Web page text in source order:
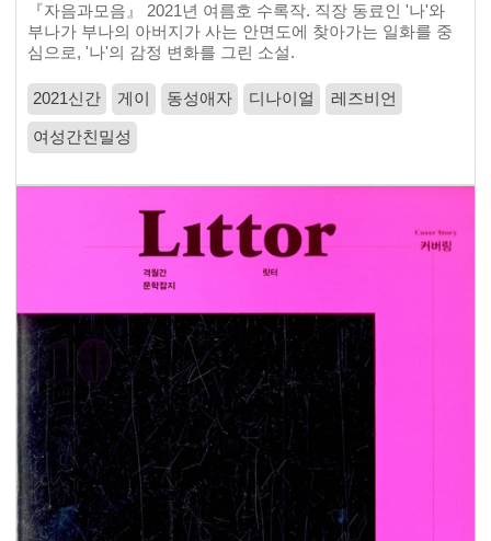
『자음과모음』 2021년 여름호 수록작. 직장 동료인 '나'와
부나가 부나의 아버지가 사는 안면도에 찾아가는 일화를 중
심으로, '나'의 감정 변화를 그린 소설.
2021신간 게이 동성애자 디나이얼 레즈비언
여성간친밀성